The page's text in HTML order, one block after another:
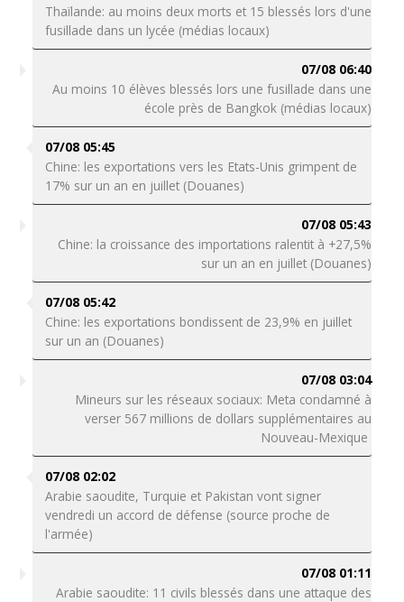
Thaïlande: au moins deux morts et 15 blessés lors d'une
fusillade dans un lycée (médias locaux)
07/08 06:40
Au moins 10 élèves blessés lors une fusillade dans une
école près de Bangkok (médias locaux)
07/08 05:45
Chine: les exportations vers les Etats-Unis grimpent de
17% sur un an en juillet (Douanes)
07/08 05:43
Chine: la croissance des importations ralentit à +27,5%
sur un an en juillet (Douanes)
07/08 05:42
Chine: les exportations bondissent de 23,9% en juillet
sur un an (Douanes)
07/08 03:04
Mineurs sur les réseaux sociaux: Meta condamné à
verser 567 millions de dollars supplémentaires au
Nouveau-Mexique
07/08 02:02
Arabie saoudite, Turquie et Pakistan vont signer
vendredi un accord de défense (source proche de
l'armée)
07/08 01:11
Arabie saoudite: 11 civils blessés dans une attaque des